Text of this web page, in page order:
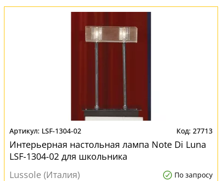
LSF-1304-02 27713
Интерьерная настольная лампа Note Di Luna
LSF-1304-02 для школьника
Lussole (Италия)
По запросу